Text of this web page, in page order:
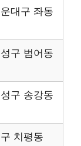
대구 좌동
구 범어동
구 송강동
치평동